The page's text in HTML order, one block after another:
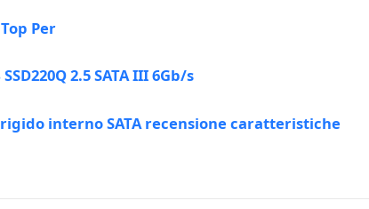
Per
2.5 SATA III 6Gb/s
interno SATA recensione caratteristiche